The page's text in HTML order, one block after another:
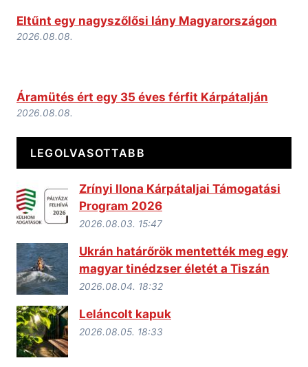
Eltűnt egy nagyszőlősi lány Magyarországon
2026.08.08.
Áramütés ért egy 35 éves férfit Kárpátalján
2026.08.08.
LEGOLVASOTTABB
Zrínyi Ilona Kárpátaljai Támogatási
Program 2026
2026.08.03. 15:47
Ukrán határőrök mentették meg egy
magyar tinédzser életét a Tiszán
2026.08.04. 18:32
Leláncolt kapuk
2026.08.05. 18:33